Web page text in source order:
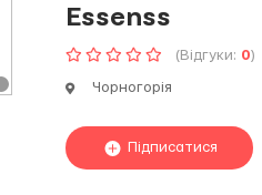
Essenss
(Відгуки: 0)
Чорногорія
Підписатися